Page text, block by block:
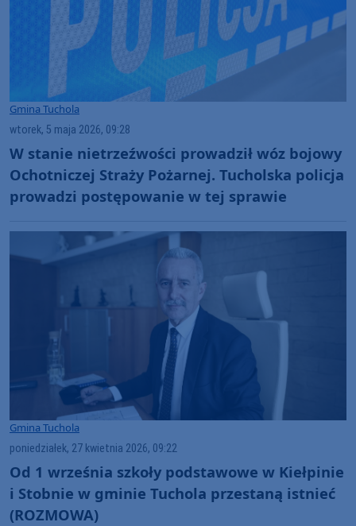
Gmina Tuchola
wtorek, 5 maja 2026, 09:28
W stanie nietrzeźwości prowadził wóz bojowy
Ochotniczej Straży Pożarnej. Tucholska policja
prowadzi postępowanie w tej sprawie
Gmina Tuchola
poniedziałek, 27 kwietnia 2026, 09:22
Od 1 września szkoły podstawowe w Kiełpinie
i Stobnie w gminie Tuchola przestaną istnieć
(ROZMOWA)